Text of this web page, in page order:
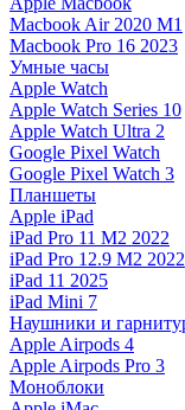
Macbook Air 2020 M1
Macbook Pro 16 2023
Умные часы
Apple Watch
Apple Watch Series 10
Apple Watch Ultra 2
Google Pixel Watch
Google Pixel Watch 3
Планшеты
Apple iPad
iPad Pro 11 M2 2022
iPad Pro 12.9 M2 2022
iPad 11 2025
iPad Mini 7
Наушники и
Apple Airpods 4
Apple Airpods Pro 3
Моноблоки